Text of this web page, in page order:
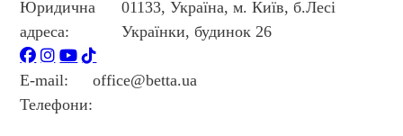
Юридична
адреса:
01133, Україна, м. Київ, б.Лесі
Українки, будинок 26
E-mail:
office@betta.ua
Телефони: